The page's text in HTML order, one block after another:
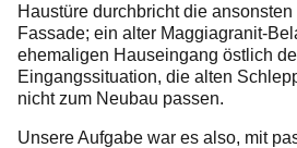
Kontakt
07661 / 90
Haustüre durchbricht die
Fassade; ein alter Maggiagranit-
ehemaligen Hauseingang östlich
Eingangssituation, die alten
nicht zum Neubau passen.
Unsere Aufgabe war es also, mit